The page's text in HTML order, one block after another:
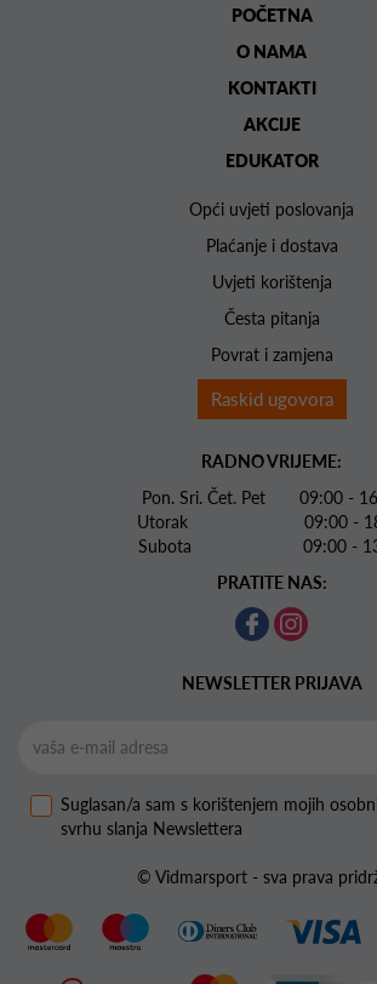
POČETNA
O NAMA
KONTAKTI
AKCIJE
EDUKATOR
Opći uvjeti poslovanja
Plaćanje i dostava
Uvjeti korištenja
Česta pitanja
Povrat i zamjena
Raskid ugovora
RADNO VRIJEME:
Pon. Sri. Čet. Pet 09:00 -
Utorak 09:00 -
Subota 09:00 -
PRATITE NAS:
NEWSLETTER PRIJAVA
Suglasan/a sam s korištenjem mojih
svrhu slanja Newslettera
© Vidmarsport - sva prava